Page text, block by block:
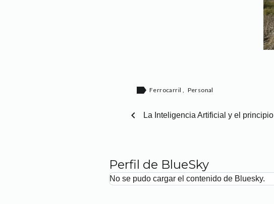
label Ferrocarril Personal
chevron_left La Inteligencia Artificial y el
Perfil de BlueSky
No se pudo cargar el contenido de Bluesky.